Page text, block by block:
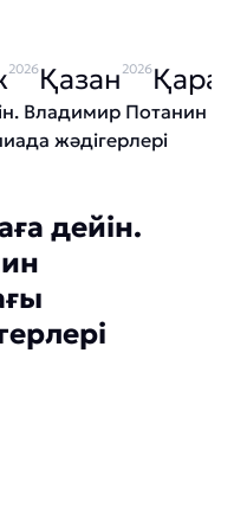
2026Қазан 2026
дейін.